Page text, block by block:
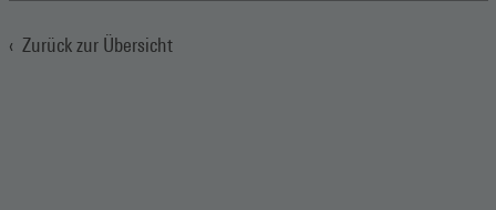
Zurück zur Übersicht